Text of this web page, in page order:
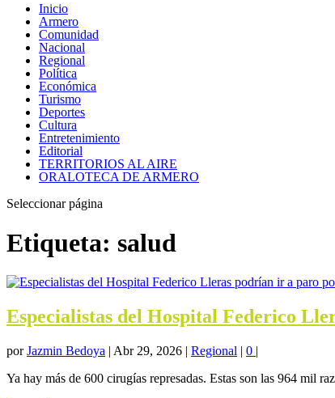
Inicio
Armero
Comunidad
Nacional
Regional
Política
Económica
Turismo
Deportes
Cultura
Entretenimiento
Editorial
TERRITORIOS AL AIRE
ORALOTECA DE ARMERO
Seleccionar página
Etiqueta: salud
Especialistas del Hospital Federico
porJazmin Bedoya | Abr 29, 2026 | Regional | 0 |
Ya hay más de 600 cirugías represadas. Estas son las 964 mil